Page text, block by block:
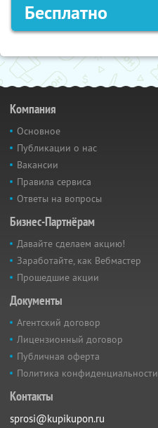
Бесплатно
Компания
Основное
Публикации о нас
Вакансии
Правила сервиса
Ответы на вопросы
Бизнес-Партнёрам
Давайте сделаем акцию!
Заработайте, как Вебмастер
Прошедшие акции
Документы
Агентский договор
Лицензионный договор
Публичная оферта
Политика конфиденциальности
Контакты
sprosi@kupikupon.ru